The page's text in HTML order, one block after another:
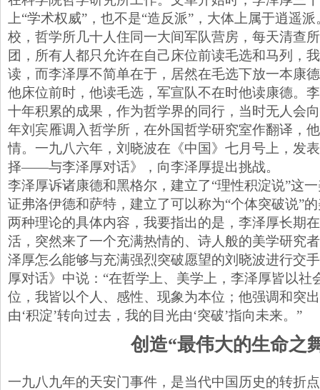
上“学术权威”，也不是“造反派”，大体上属于逍遥
校，哲学所几十人住同一大间军队营房，每天清查
团，所有人都只允许在自己床位前读毛选和马列，
读，而李泽厚不简单在于，居然在毛选下放一本康
他床位前时，他读毛选，军宣队不在时他读康德。
十年积累的成果，作为哲学界的同行，当时无人会
年刘宾雁调入哲学所，在外国哲学研究室作翻译，
情。一九八六年，刘晓波在《中国》七月号上，发
择——与李泽厚对话》，向李泽厚提出挑战。
李泽厚诉诸康德和黑格尔，建立了“理性积淀说”这
证弗洛伊德和萨特，建立了可以称为“个体突破说”
两种理论的具体内容，我要指出的是，李泽厚长期
活，突然来了一个充满热情的、诗人般的美学研究
泽厚怎么能够与充满强烈突破愿望的刘晓波进行交
厚对话》中说：“在哲学上、美学上，李泽厚皆以社
位，我皆以个人、感性、现象为本位；他强调和突
由‘积淀’转向过去，我的目光由‘突破’指向未来。”
创造“最伟大的生命之
一九八九年的天安门事件，是当代中国历史的转折